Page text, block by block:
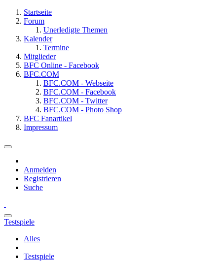
Startseite
Forum
Unerledigte Themen
Kalender
Termine
Mitglieder
BFC Online - Facebook
BFC.COM
BFC.COM - Webseite
BFC.COM - Facebook
BFC.COM - Twitter
BFC.COM - Photo Shop
BFC Fanartikel
Impressum
Anmelden
Registrieren
Suche
Testspiele
Alles
Testspiele